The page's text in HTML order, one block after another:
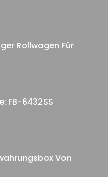
Rollwagen Für
FB-6432SS
Von